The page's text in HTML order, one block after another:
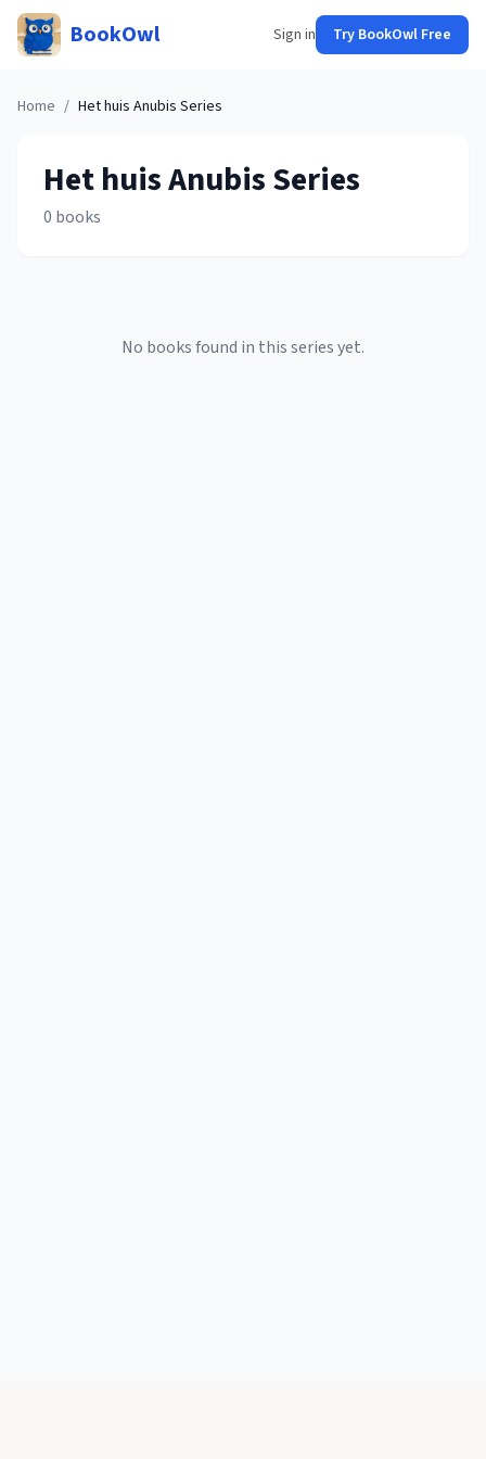
BookOwl Sign in Try BookOwl Free
Home / Het huis Anubis Series
Het huis AnubisSeries
0 books
No books found in this series yet.